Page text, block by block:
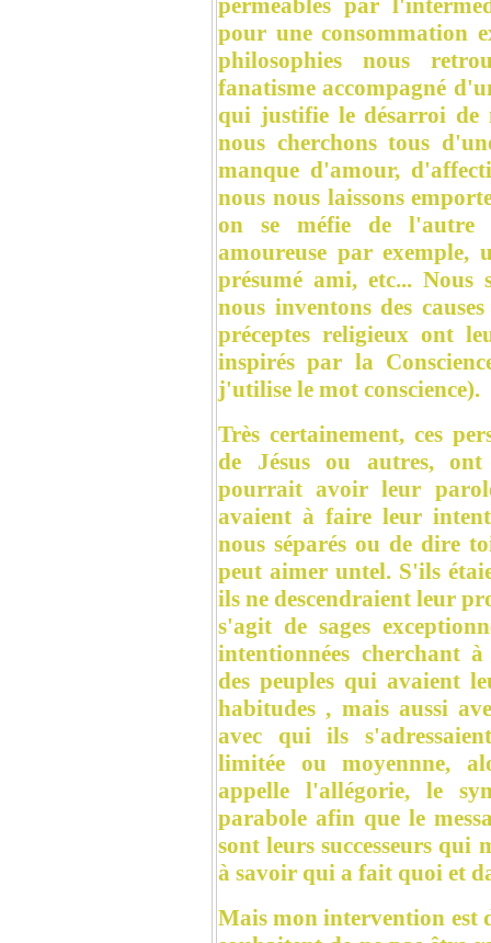
perméables par
pour une consommation
philosophies nous
fanatisme accompagné
qui justifie le désarroi de
nous cherchons tous
manque d'amour,
nous nous laissons
on se méfie de l'autre
amoureuse par exemple,
présumé ami, etc... Nous
nous inventons des
préceptes religieux ont
inspirés par la
j'utilise le mot conscience).
Très certainement, ces
de Jésus ou autres,
pourrait avoir leur
avaient à faire leur
nous séparés ou de dire
peut aimer untel. S'ils
ils ne descendraient leur
s'agit de sages
intentionnées cherchant
des peuples qui avaient
habitudes , mais aussi
avec qui ils
limitée ou moyennne,
appelle l'allégorie, le
parabole afin que le
sont leurs successeurs qui
à savoir qui a fait quoi et
Mais mon intervention est